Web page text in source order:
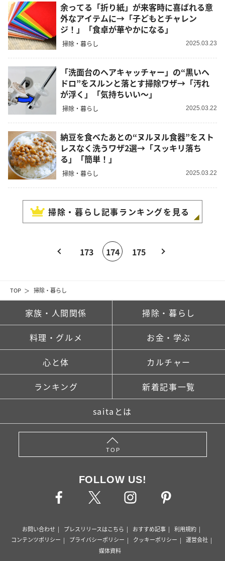
TOP 掃除・暮らし
余ってる「折り紙」が来客時に喜ばれる意
外なアイテムに→「子どもとチャレン
ジ！」「食卓が華やかになる」
掃除・暮らし 2025.03.23
「洗面台のヘアキャッチャー」の“黒いヘ
ドロ”をスルンと落とす掃除ワザ→「汚れ
が浮く」「気持ちいい～」
掃除・暮らし 2025.03.22
納豆を食べたあとの“ヌルヌル食器”をスト
レスなく洗うワザ2選→「スッキリ落ち
る」「簡単！」
掃除・暮らし 2025.03.22
掃除・暮らし記事ランキングを見る
173 174 175
家族・人間関係 掃除・暮らし
料理・グルメ お金・学ぶ
心と体 カルチャー
ランキング 新着記事一覧
saitaとは
TOP
FOLLOW US!
お問い合わせ プレスリリースはこちら おすすめ記事
利用規約
コンテンツポリシー
プライバシーポリシー クッキーポリシー
運営会社
媒体資料